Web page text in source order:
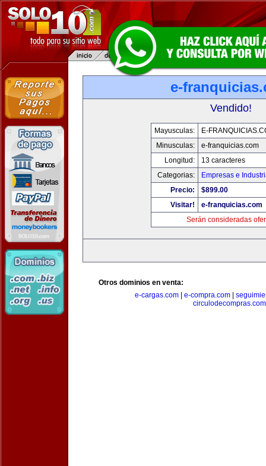
e-
Vendido!
Mayusculas:
E-
Minusculas:
e-franquicias.com
Longitud:
13 caracteres
Categorias:
Empresas e
Precio:
$899.00
Visitar!
e-franquicias.com
Serán consideradas
Otros dominios en venta:
e-cargas.com| e-compra.com|
circulodecompras.com